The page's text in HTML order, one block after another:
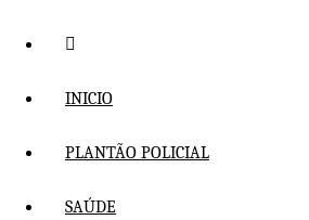
para
INICIO
PLANTÃO POLICIAL
SAÚDE